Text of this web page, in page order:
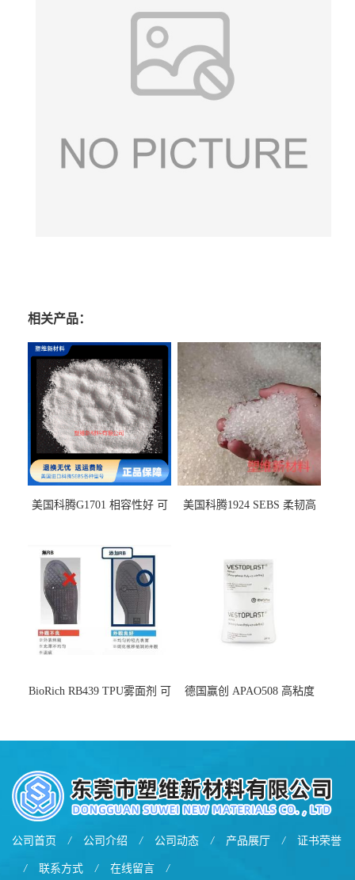
相关产品：
美国科腾G1701 相容性好 可
美国科腾1924 SEBS 柔韧高
BioRich RB439 TPU雾面剂 可
德国赢创 APAO508 高粘度
公司首页 / 公司介绍 / 公司动态 / 产品展厅 / 证书荣誉
/ 联系方式 / 在线留言 /